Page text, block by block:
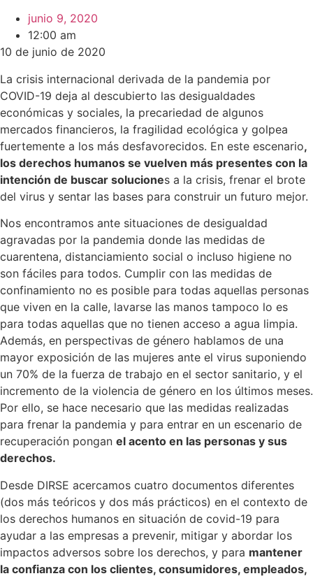
junio 9, 2020
12:00 am
10 de junio de 2020
La crisis internacional derivada de la pandemia por
COVID-19 deja al descubierto las desigualdades
económicas y sociales, la precariedad de algunos
mercados financieros, la fragilidad ecológica y golpea
fuertemente a los más desfavorecidos. En este escenario,
los derechos humanos se vuelven más presentes con la
intención de buscar soluciones a la crisis, frenar el brote
del virus y sentar las bases para construir un futuro mejor.
Nos encontramos ante situaciones de desigualdad
agravadas por la pandemia donde las medidas de
cuarentena, distanciamiento social o incluso higiene no
son fáciles para todos. Cumplir con las medidas de
confinamiento no es posible para todas aquellas personas
que viven en la calle, lavarse las manos tampoco lo es
para todas aquellas que no tienen acceso a agua limpia.
Además, en perspectivas de género hablamos de una
mayor exposición de las mujeres ante el virus suponiendo
un 70% de la fuerza de trabajo en el sector sanitario, y el
incremento de la violencia de género en los últimos meses.
Por ello, se hace necesario que las medidas realizadas
para frenar la pandemia y para entrar en un escenario de
recuperación pongan el acento en las personas y sus
derechos.
Desde DIRSE acercamos cuatro documentos diferentes
(dos más teóricos y dos más prácticos) en el contexto de
los derechos humanos en situación de covid-19 para
ayudar a las empresas a prevenir, mitigar y abordar los
impactos adversos sobre los derechos, y para mantener
la confianza con los clientes, consumidores, empleados,